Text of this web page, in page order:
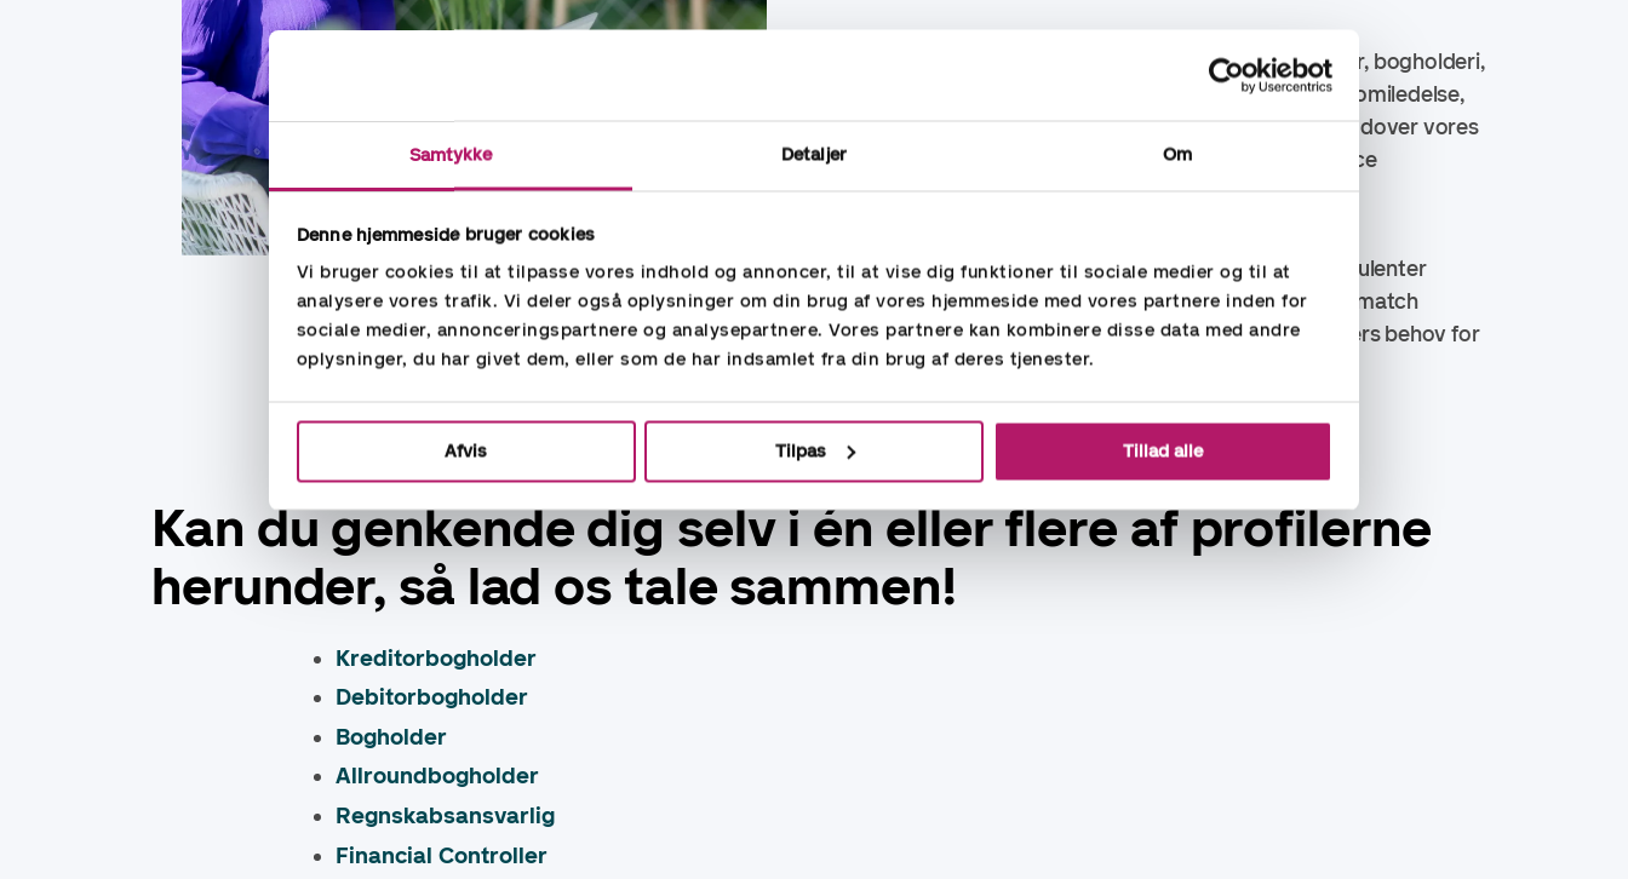
Samtykke Detaljer Om
Denne hjemmeside bruger cookies
Vi bruger cookies til at tilpasse vores indhold og annoncer, til at vise dig funktioner til sociale medier og til at
analysere vores trafik. Vi deler også oplysninger om din brug af vores hjemmeside med vores partnere inden for
sociale medier, annonceringspartnere og analysepartnere. Vores partnere kan kombinere disse data med andre
oplysninger, du har givet dem, eller som de har indsamlet fra din brug af deres tjenester.
Afvis Tilpas Tillad alle
Vi har opgaver, der dækker bredt. Herunder, bogholderi,
financial controlling, økonomistyring, økonomiledelse,
lønadministration og business controller. Udover vores
egne konsulenter formidler vi også freelance
Med netværket for freelance økonomikonsulenter
styrker vi muligheden for at skabe et godt match
mellem dine opgaveønsker og vores kunders behov for
kompetencer.
Kan du genkende dig selv i én eller flere af profilerne
herunder, så lad os tale sammen!
Kreditorbogholder
Debitorbogholder
Bogholder
Allroundbogholder
Regnskabsansvarlig
Financial Controller